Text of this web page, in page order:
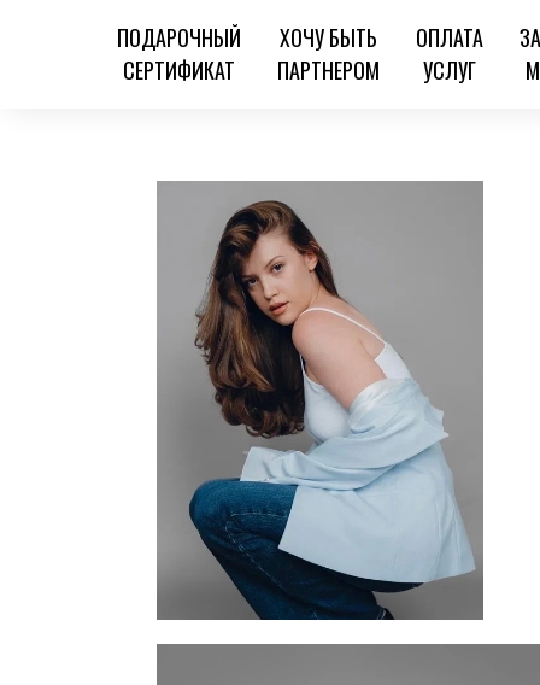
ПОДАРОЧНЫЙ
СЕРТИФИКАТ
ХОЧУ БЫТЬ
ПАРТНЕРОМ
ОПЛАТА
УСЛУГ